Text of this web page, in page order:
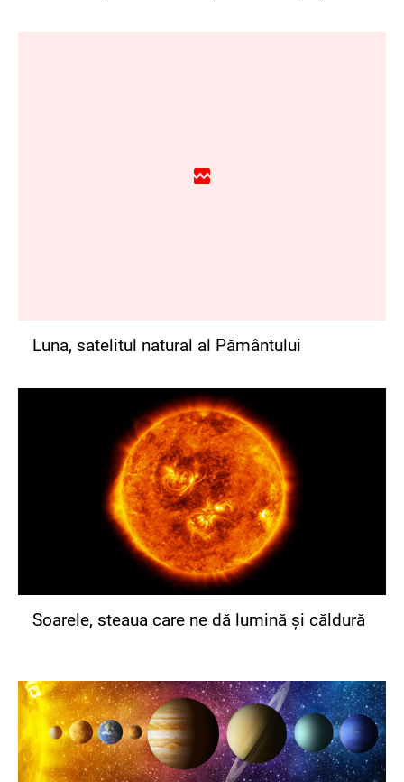
Luna, satelitul natural al Pământului
Soarele, steaua care ne dă lumină și căldură